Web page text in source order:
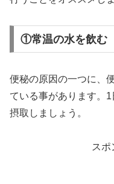
①常温の水を飲む
便秘の原因の一つに、
ている事があります。
摂取しましょう。
スポ